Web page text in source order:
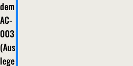
dem
AC-
003
(Aus
lege